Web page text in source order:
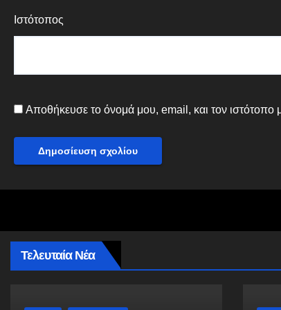
Ιστότοπος
Αποθήκευσε το όνομά μου, email, και τον
Τελευταία Νέα